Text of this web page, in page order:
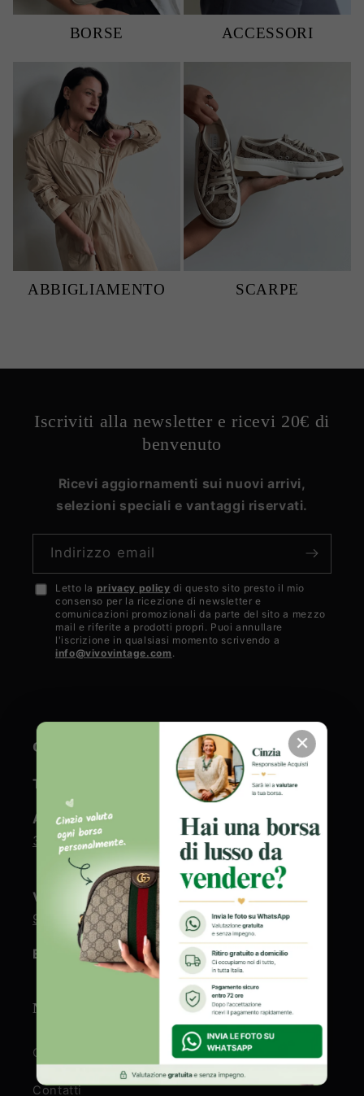
BORSE ACCESSORI
ABBIGLIAMENTO SCARPE
Iscriviti alla newsletter e ricevi 20€ di
benvenuto
Ricevi aggiornamenti sui nuovi arrivi,
selezioni speciali e vantaggi riservati.
Indirizzo email
Accetto
privacy
policy
Letto la privacy policy di questo sito presto il mio
consenso per la ricezione di newsletter e
comunicazioni promozionali da parte del sito a mezzo
mail e riferite a prodotti propri. Puoi annullare
l'iscrizione in qualsiasi momento scrivendo a
info@vivovintage.com .
CONTATTI
Telefono fisso: +39 0865/270731
Assistenza clienti e gestione ordini:
333 6834 578
Valutazione borse firmate:+39 346 7350
973
Email: info@vivovintage.com
NOTE LEGALI
Chi siamo
Contatti
✕